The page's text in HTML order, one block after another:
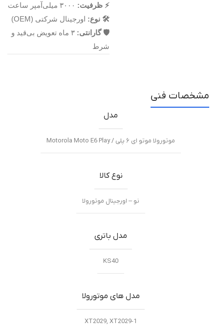
⚡ ظرفیت:
🛠 نوع: اورجینال شرکتی (OEM)
🛡 گارانتی:
۳ ماه تعویض بی‌قید و
شرط
مشخصات فنی
مدل
موتورولا موتو ای ۶ پلی / Motorola Moto E6 Play
نوع کالا
نو – اورجینال موتورولا
مدل باتری
KS40
مدل های موتورولا
XT2029, XT2029-1